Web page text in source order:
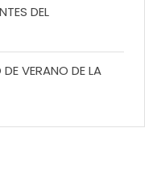
DEL
VERANO DE LA